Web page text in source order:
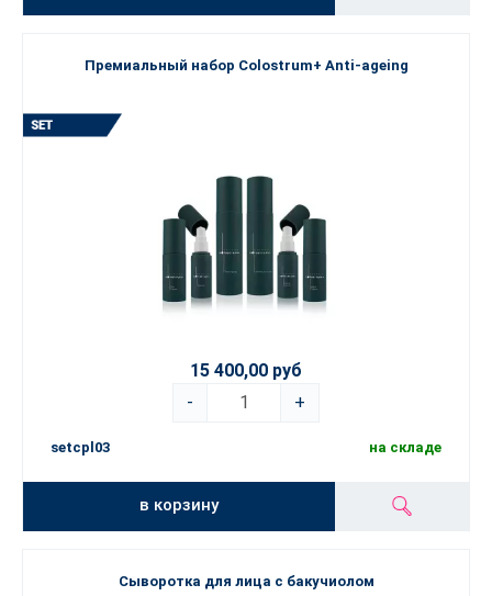
Премиальный набор Colostrum+ Anti-ageing
15 400,00 руб
-
+
setcpl03 на складе
в корзину
Сыворотка для лица с бакучиолом